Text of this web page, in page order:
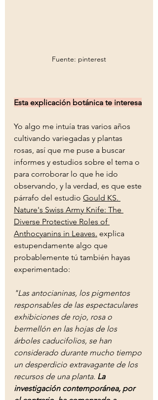
Fuente: pinterest
Esta explicación botánica te interesa
Yo algo me intuía tras varios años
cultivando variegadas y plantas
rosas, así que me puse a buscar
informes y estudios sobre el tema o
para corroborar lo que he ido
observando, y la verdad, es que este
párrafo del estudio Gould KS.
Nature's Swiss Army Knife: The
Diverse Protective Roles of
Anthocyanins in Leaves. explica
estupendamente algo que
probablemente tú también hayas
experimentado:
"Las antocianinas, los pigmentos
responsables de las espectaculares
exhibiciones de rojo, rosa o
bermellón en las hojas de los
árboles caducifolios, se han
considerado durante mucho tiempo
un desperdicio extravagante de los
recursos de una planta. La
investigación contemporánea, por